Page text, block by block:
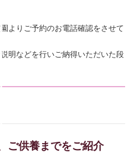
よりご予約のお電話確認をさせて
明などを行いご納得いただいた段
ご供養までをご紹介